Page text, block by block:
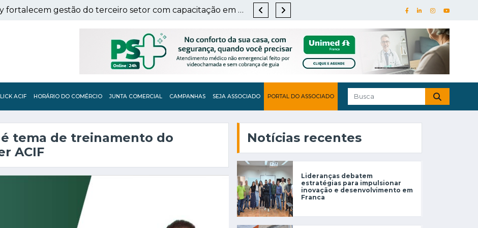
Sebrae-SP e Rotary fortalecem gestão do terceiro setor com capacitação em Franca
ACIF HORÁRIO DO COMÉRCIO JUNTA COMERCIAL CAMPANHAS SEJA ASSOCIADO PORTAL DO ASSOCIADO
tema de treinamento do
ACIF
Notícias recentes
Lideranças debatem
estratégias para impulsionar
inovação e desenvolvimento em
Franca